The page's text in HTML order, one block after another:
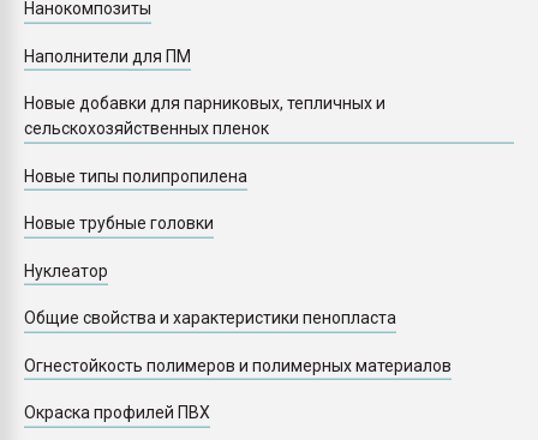
Нанокомпозиты
Наполнители для ПМ
Новые добавки для парниковых, тепличных и
сельскохозяйственных пленок
Новые типы полипропилена
Новые трубные головки
Нуклеатор
Общие свойства и характеристики пенопласта
Огнестойкость полимеров и полимерных материалов
Окраска профилей ПВХ